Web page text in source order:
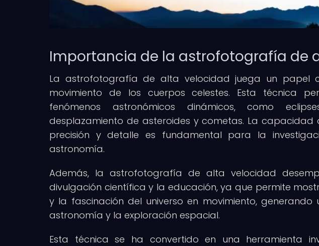
Importancia de la astrofotografía de
La astrofotografía de alta velocidad juega un papel
movimiento de los cuerpos celestes. Esta técnica
fenómenos astronómicos dinámicos, como
desplazamiento de asteroides y cometas. La
precisión y detalle es fundamental para la
astronomía.
Además, la astrofotografía de alta velocidad
divulgación científica y la educación, ya que permite
y la fascinación del universo en movimiento,
astronomía y la exploración espacial.
Esta técnica se ha convertido en una herramienta